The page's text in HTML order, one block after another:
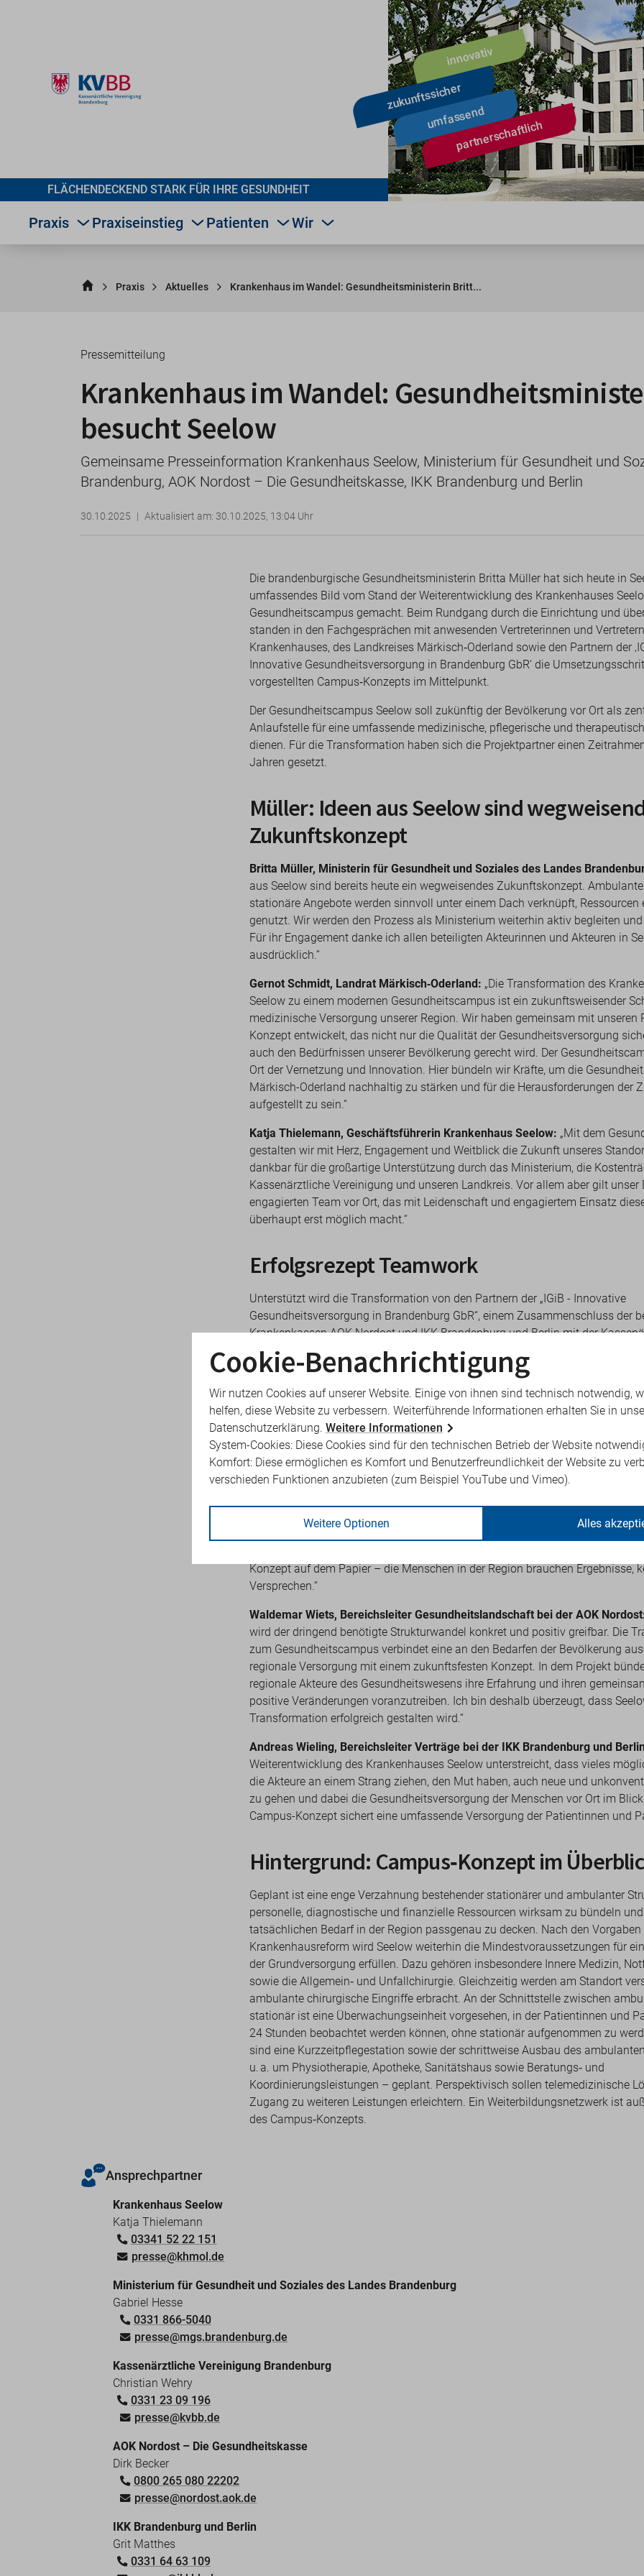
FLÄCHENDECKEND STARK FÜR IHRE GESUNDHEIT
Praxis Praxiseinstieg Patienten Wir
Praxis Aktuelles Krankenhaus im Wandel: Gesundheitsministerin Britt...
Pressemitteilung
Krankenhaus im Wandel:
besucht Seelow
Gemeinsame Presseinformation Krankenhaus Seelow, Ministerium für Gesundheit und
Brandenburg, AOK Nordost – Die Gesundheitskasse, IKK Brandenburg und Berlin
30.10.2025 Aktualisiert am: 30.10.2025, 13:04 Uhr
Die brandenburgische Gesundheitsministerin Britta Müller hat sich heute in
umfassendes Bild vom Stand der Weiterentwicklung des Krankenhauses
Gesundheitscampus gemacht. Beim Rundgang durch die Einrichtung und
standen in den Fachgesprächen mit anwesenden Vertreterinnen und
Krankenhauses, des Landkreises Märkisch‑Oderland sowie den Partnern der
Innovative Gesundheitsversorgung in Brandenburg GbR‘ die
vorgestellten Campus‑Konzepts im Mittelpunkt.
Der Gesundheitscampus Seelow soll zukünftig der Bevölkerung vor Ort als
Anlaufstelle für eine umfassende medizinische, pflegerische und
dienen. Für die Transformation haben sich die Projektpartner einen
Jahren gesetzt.
Müller: Ideen aus Seelow sind
Zukunftskonzept
Britta Müller, Ministerin für Gesundheit und Soziales des Landes
aus Seelow sind bereits heute ein wegweisendes Zukunftskonzept.
stationäre Angebote werden sinnvoll unter einem Dach verknüpft, Ressourcen
genutzt. Wir werden den Prozess als Ministerium weiterhin aktiv begleiten
Für ihr Engagement danke ich allen beteiligten Akteurinnen und Akteuren in
ausdrücklich.“
Gernot Schmidt, Landrat Märkisch‑Oderland: „Die Transformation des
Seelow zu einem modernen Gesundheitscampus ist ein zukunftsweisender
medizinische Versorgung unserer Region. Wir haben gemeinsam mit unseren
Konzept entwickelt, das nicht nur die Qualität der Gesundheitsversorgung
auch den Bedürfnissen unserer Bevölkerung gerecht wird. Der
Ort der Vernetzung und Innovation. Hier bündeln wir Kräfte, um die
Märkisch-Oderland nachhaltig zu stärken und für die Herausforderungen der
aufgestellt zu sein.“
Katja Thielemann, Geschäftsführerin Krankenhaus Seelow: „Mit dem
gestalten wir mit Herz, Engagement und Weitblick die Zukunft unseres
dankbar für die großartige Unterstützung durch das Ministerium, die
Kassenärztliche Vereinigung und unseren Landkreis. Vor allem aber gilt unser
engagierten Team vor Ort, das mit Leidenschaft und engagiertem Einsatz
überhaupt erst möglich macht.“
Erfolgsrezept Teamwork
Unterstützt wird die Transformation von den Partnern der „IGiB - Innovative
Gesundheitsversorgung in Brandenburg GbR“, einem Zusammenschluss der
Krankenkassen AOK Nordost und IKK Brandenburg und Berlin mit der
Vereinigung Brandenburg. Die IGiB-Partner haben es sich zur Aufgabe
eine zukunftsfeste Gesundheitsversorgung in Brandenburg zu entwickeln und
In der Umwandlung von Landkrankenhäusern der Grundversorgung sieht die
optimale Nutzung vorhandener medizinischer, personeller, räumlicher und
Ressourcen. Voraussetzung dafür ist ausreichender Gestaltungs‑ und
Finanzierungsspielraum für die Akteure vor Ort.
Catrin Steiniger, Vorsitzende der KVBB: „Der Gesundheitscampus Seelow
regionale Versorgung zukunftsfähig gestaltet werden kann: Ambulante und
tatsächlichen Bedarf der Bevölkerung abdecken. Entscheidend ist, dass alle
die Freiheit und die Mittel erhalten, diese Angebote kontinuierlich auszubauen.
Konzept auf dem Papier – die Menschen in der Region brauchen Ergebnisse,
Versprechen.“
Waldemar Wiets, Bereichsleiter Gesundheitslandschaft bei der AOK
wird der dringend benötigte Strukturwandel konkret und positiv greifbar. Die
zum Gesundheitscampus verbindet eine an den Bedarfen der Bevölkerung
regionale Versorgung mit einem zukunftsfesten Konzept. In dem Projekt
regionale Akteure des Gesundheitswesens ihre Erfahrung und ihren
positive Veränderungen voranzutreiben. Ich bin deshalb überzeugt, dass
Transformation erfolgreich gestalten wird.“
Andreas Wieling, Bereichsleiter Verträge bei der IKK Brandenburg und
Weiterentwicklung des Krankenhauses Seelow unterstreicht, dass vieles
die Akteure an einem Strang ziehen, den Mut haben, auch neue und
zu gehen und dabei die Gesundheitsversorgung der Menschen vor Ort im
Campus-Konzept sichert eine umfassende Versorgung der Patientinnen und
Hintergrund: Campus‑Konzept im
Geplant ist eine enge Verzahnung bestehender stationärer und ambulanter
personelle, diagnostische und finanzielle Ressourcen wirksam zu bündeln
tatsächlichen Bedarf in der Region passgenau zu decken. Nach den Vorgaben
Krankenhausreform wird Seelow weiterhin die Mindestvoraussetzungen für
der Grundversorgung erfüllen. Dazu gehören insbesondere Innere Medizin,
sowie die Allgemein‑ und Unfallchirurgie. Gleichzeitig werden am Standort
ambulante chirurgische Eingriffe erbracht. An der Schnittstelle zwischen
stationär ist eine Überwachungseinheit vorgesehen, in der Patientinnen und
24 Stunden beobachtet werden können, ohne stationär aufgenommen zu
sind eine Kurzzeitpflegestation sowie der schrittweise Ausbau des
u. a. um Physiotherapie, Apotheke, Sanitätshaus sowie Beratungs‑ und
Koordinierungsleistungen – geplant. Perspektivisch sollen telemedizinische
Zugang zu weiteren Leistungen erleichtern. Ein Weiterbildungsnetzwerk ist
des Campus‑Konzepts.
Ansprechpartner
Krankenhaus Seelow
Katja Thielemann
03341 52 22 151
presse@khmol.de
Ministerium für Gesundheit und Soziales des Landes Brandenburg
Gabriel Hesse
0331 866-5040
presse@mgs.brandenburg.de
Kassenärztliche Vereinigung Brandenburg
Christian Wehry
0331 23 09 196
presse@kvbb.de
AOK Nordost – Die Gesundheitskasse
Dirk Becker
0800 265 080 22202
presse@nordost.aok.de
IKK Brandenburg und Berlin
Grit Matthes
0331 64 63 109
Cookie-Benachrichtigung
Wir nutzen Cookies auf unserer Website. Einige von ihnen sind technisch notwendig,
helfen, diese Website zu verbessern. Weiterführende Informationen erhalten Sie in
Datenschutzerklärung. Weitere Informationen
System-Cookies: Diese Cookies sind für den technischen Betrieb der Website
Komfort: Diese ermöglichen es Komfort und Benutzerfreundlichkeit der Website zu
verschieden Funktionen anzubieten (zum Beispiel YouTube und Vimeo).
Weitere Optionen Alles